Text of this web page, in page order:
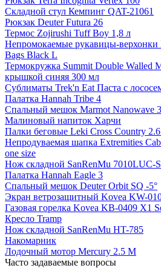
Складной стул Кемпинг QAT-21061
Рюкзак Deuter Futura 26
Термос Zojirushi Tuff Boy 1,8 л
Непромокаемые рукавицы-верхонки
Bags Black L
Термокружка Summit Double Walled
крышкой синяя 300 мл
Сублиматы Trek'n Eat Паста с
Палатка Hannah Tribe 4
Спальный мешок Marmot Nanowave
Малиновый напиток Харчи
Палки беговые Leki Cross Country
Непродуваемая шапка Extremities
one size
Нож складной SanRenMu 7010LUC-
Палатка Hannah Eagle 3
Спальный мешок Deuter Orbit SQ -5°
Экран ветрозащитный Kovea KW-
Газовая горелка Kovea KB-0409 X1
Кресло Tramp
Нож складной SanRenMu HT-785
Накомарник
Лодочный мотор Mercury 2.5 M
Часто задаваемые вопросы